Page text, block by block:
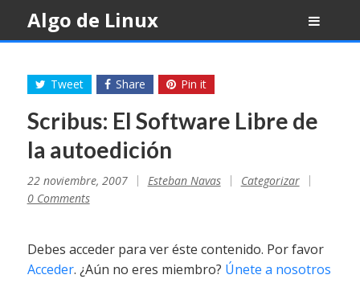
content
Algo de Linux
Tweet Share Pin it
Scribus: El Software Libre de
la autoedición
22 noviembre, 2007 Esteban Navas
Categorizar
0 Comments
Debes acceder para ver éste contenido. Por favor
Acceder. ¿Aún no eres miembro? Únete a nosotros